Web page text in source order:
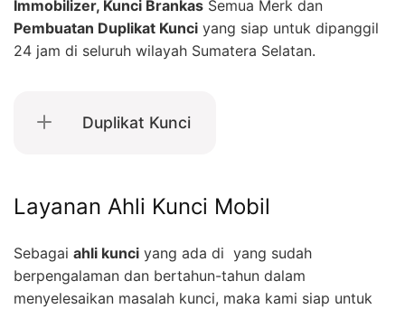
Immobilizer, Kunci Brankas Semua Merk dan
Pembuatan Duplikat Kunci yang siap untuk dipanggil
24 jam di seluruh wilayah Sumatera Selatan.
Duplikat Kunci
Layanan Ahli Kunci Mobil
Sebagai ahli kunci yang ada di yang sudah
berpengalaman dan bertahun-tahun dalam
menyelesaikan masalah kunci, maka kami siap untuk